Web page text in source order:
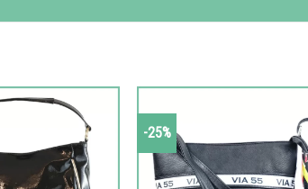
-25%